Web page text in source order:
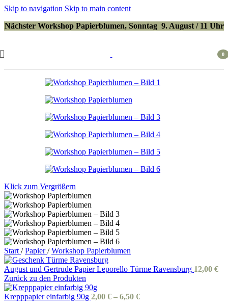
Skip to navigation Skip to main content
Nächster Workshop Papierblumen, Sonntag 9. August / 11 Uhr
0
Klick zum Vergrößern
Start / Papier/ Workshop Papierblumen
August und Gertrude Papier Leporello Türme Ravensburg 12,00 €
Zurück zu den Produkten
Krepppapier einfarbig 90g 2,00 € – 6,50 €